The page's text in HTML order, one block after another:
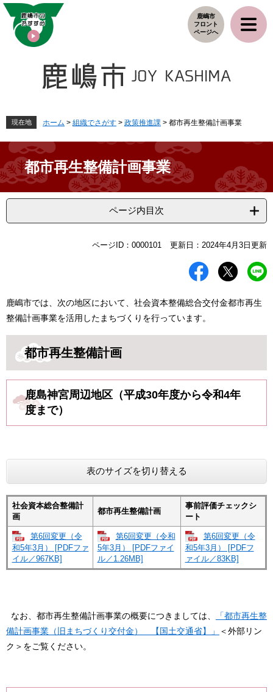
ペ
メ
鹿嶋市
フロント
ページへ
現在地 ホーム > 組織でさがす > 政策推進課 > 都市再生整備計画事業
都市再生整備計画事業
ページ内目次
ページID：0000101 更新日：2024年4月3日更新
鹿嶋市では、次の地区において、社会資本整備総合交付金都市再生
整備計画事業を活用したまちづくりを行っています。
都市再生整備計画
鹿島神宮周辺地区（平成30年度から令和4年
度まで）
表のサイズを切り替える
社会資本総合整備計
画
都市再生整備計画
事前評価チェックシ
ート
第6回変更（令
和5年3月） [PDFファ
イル／967KB]
第6回変更（令和
5年3月） [PDFファイ
ル／1.26MB]
第6回変更（令
和5年3月） [PDFフ
ァイル／83KB]
なお、都市再生整備計画事業の概要につきましては、
「都市再生整
備計画事業（旧まちづくり交付金） 【国土交通省】」
＜外部リン
ク＞ をご覧ください。